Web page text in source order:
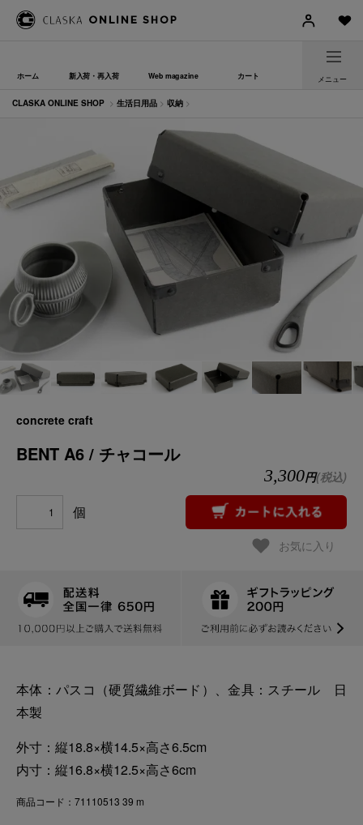
ホーム 新入荷・再入荷 Web magazine カート メニュー
CLASKA ONLINE SHOP > 生活日用品 > 収納 >
concrete craft
BENT A6 / チャコール
3,300円(税込)
個
お気に入り
本体：パスコ（硬質繊維ボード）、金具：スチール 日
本製
外寸：縦18.8×横14.5×高さ6.5cm
内寸：縦16.8×横12.5×高さ6cm
商品コード：71110513 39 m